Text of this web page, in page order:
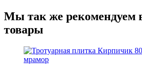
Мы так же рекомендуем
товары